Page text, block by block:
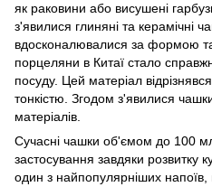
як раковини або висушені
з'явилися глиняні та керамічні
вдосконалювалися за формою
порцеляни в Китаї стало
посуду. Цей матеріал
тонкістю. Згодом з'явилися
матеріалів.
Сучасні чашки об'ємом до 100
застосування завдяки розвитку
один з найпопулярніших напоїв,